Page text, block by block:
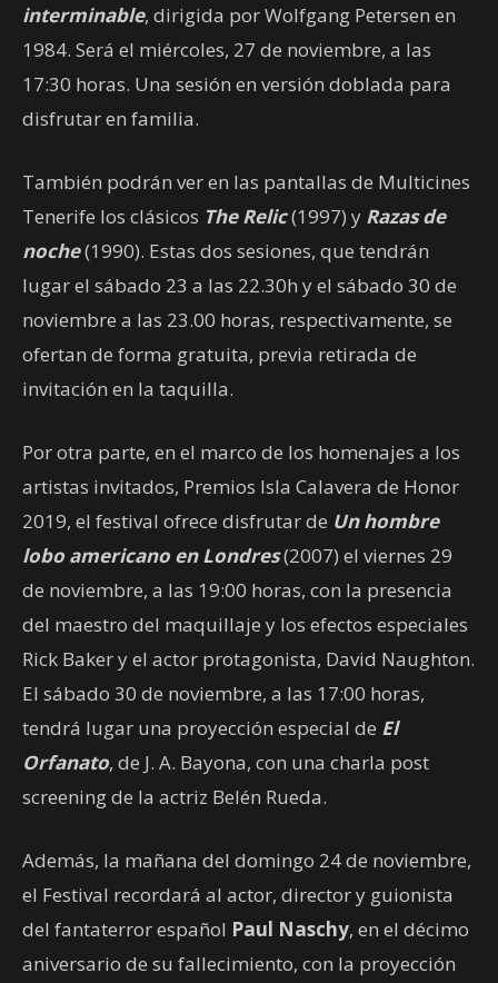
interminable, dirigida por Wolfgang Petersen en
1984. Será el miércoles, 27 de noviembre, a las
17:30 horas. Una sesión en versión doblada para
disfrutar en familia.
También podrán ver en las pantallas de Multicines
Tenerife los clásicos The Relic(1997) y Razas de
noche(1990). Estas dos sesiones, que tendrán
lugar el sábado 23 a las 22.30h y el sábado 30 de
noviembre a las 23.00 horas, respectivamente, se
ofertan de forma gratuita, previa retirada de
invitación en la taquilla.
Por otra parte, en el marco de los homenajes a los
artistas invitados, Premios Isla Calavera de Honor
2019, el festival ofrece disfrutar de Un hombre
lobo americano en Londres(2007) el viernes 29
de noviembre, a las 19:00 horas, con la presencia
del maestro del maquillaje y los efectos especiales
Rick Baker y el actor protagonista, David Naughton.
El sábado 30 de noviembre, a las 17:00 horas,
tendrá lugar una proyección especial de El
Orfanato, de J. A. Bayona, con una charla post
screening de la actriz Belén Rueda.
Además, la mañana del domingo 24 de noviembre,
el Festival recordará al actor, director y guionista
del fantaterror español Paul Naschy, en el décimo
aniversario de su fallecimiento, con la proyección